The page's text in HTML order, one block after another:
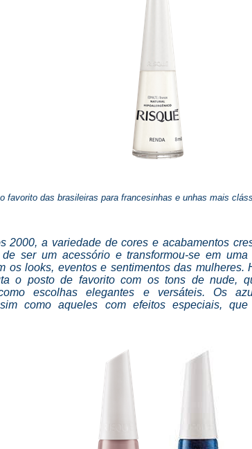
favorito das brasileiras para francesinhas e unhas mais
2000, a variedade de cores e acabamentos
ser um acessório e transformou-se em
os looks, eventos e sentimentos das mulheres.
o posto de favorito com os tons de nude,
escolhas elegantes e versáteis. Os
como aqueles com efeitos especiais,